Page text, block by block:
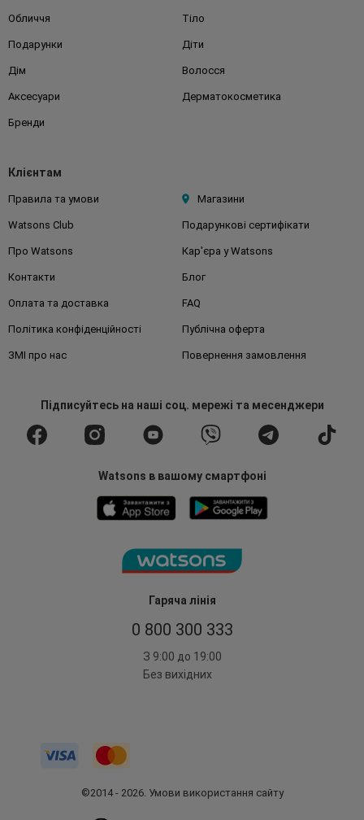
Гаряча лінія
0 800 300 333
З 9:00 до 19:00
Без вихідних
Обличчя Тіло
Подарунки Діти
Дім Волосся
Аксесуари Дерматокосметика
Бренди
Клієнтам
Правила та умови Магазини
Watsons Club Подарункові сертифікати
Про Watsons Кар'єра у Watsons
Контакти Блог
Оплата та доставка FAQ
Політика конфіденційності Публічна оферта
ЗМІ про нас Повернення замовлення
Підписуйтесьна наші соц. мережі та месенджери
Watsons в вашому смартфоні
©2014 - 2026. Умови використання сайту